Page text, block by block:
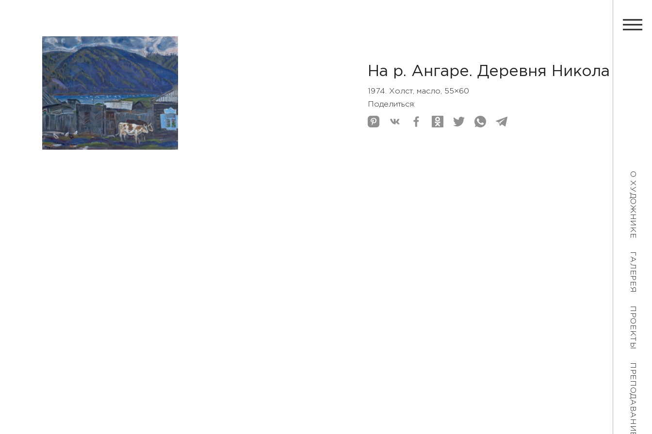
О ХУДОЖНИКЕ
ГАЛЕРЕЯ
ПРОЕКТЫ
ПРЕПОДАВАНИЕ
На р. Ангаре. Деревня Никола
1974. Холст, масло, 55×60
Поделиться: